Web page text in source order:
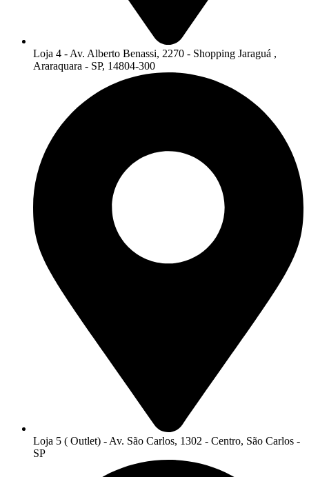
Loja 4 - Av. Alberto Benassi, 2270 - Shopping Jaraguá ,
Araraquara - SP, 14804-300
Loja 5 ( Outlet) - Av. São Carlos, 1302 - Centro, São Carlos -
SP